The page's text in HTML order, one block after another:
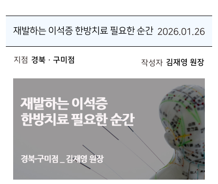
재발하는 이석증 한방치료 필요한 순간 2026.01.26
지점 경북 · 구미점 작성자 김재영 원장